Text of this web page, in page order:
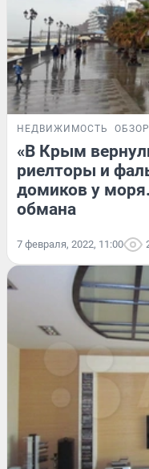
НЕДВИЖИМОСТЬ ОБЗОР
«В Крым
риелторы и
домиков у
обмана
7 февраля, 2022, 11:00